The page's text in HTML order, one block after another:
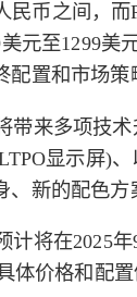
民币之间，
元至1299美
配置和市场策
带来多项技
显示屏)
、新的配色方
计将在2025
体价格和配置